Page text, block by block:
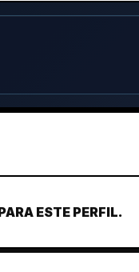
ESTE PERFIL.